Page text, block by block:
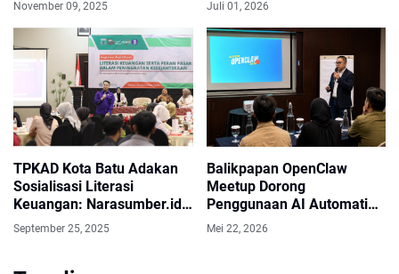
November 09, 2025 Juli 01, 2026
TPKAD Kota Batu Adakan
Sosialisasi Literasi
Keuangan: Narasumber.id
Bahas SAK EP Buat
September 25, 2025
Balikpapan OpenClaw
Meetup Dorong
Penggunaan AI Automation
untuk Bisnis dan Industri
Mei 22, 2026